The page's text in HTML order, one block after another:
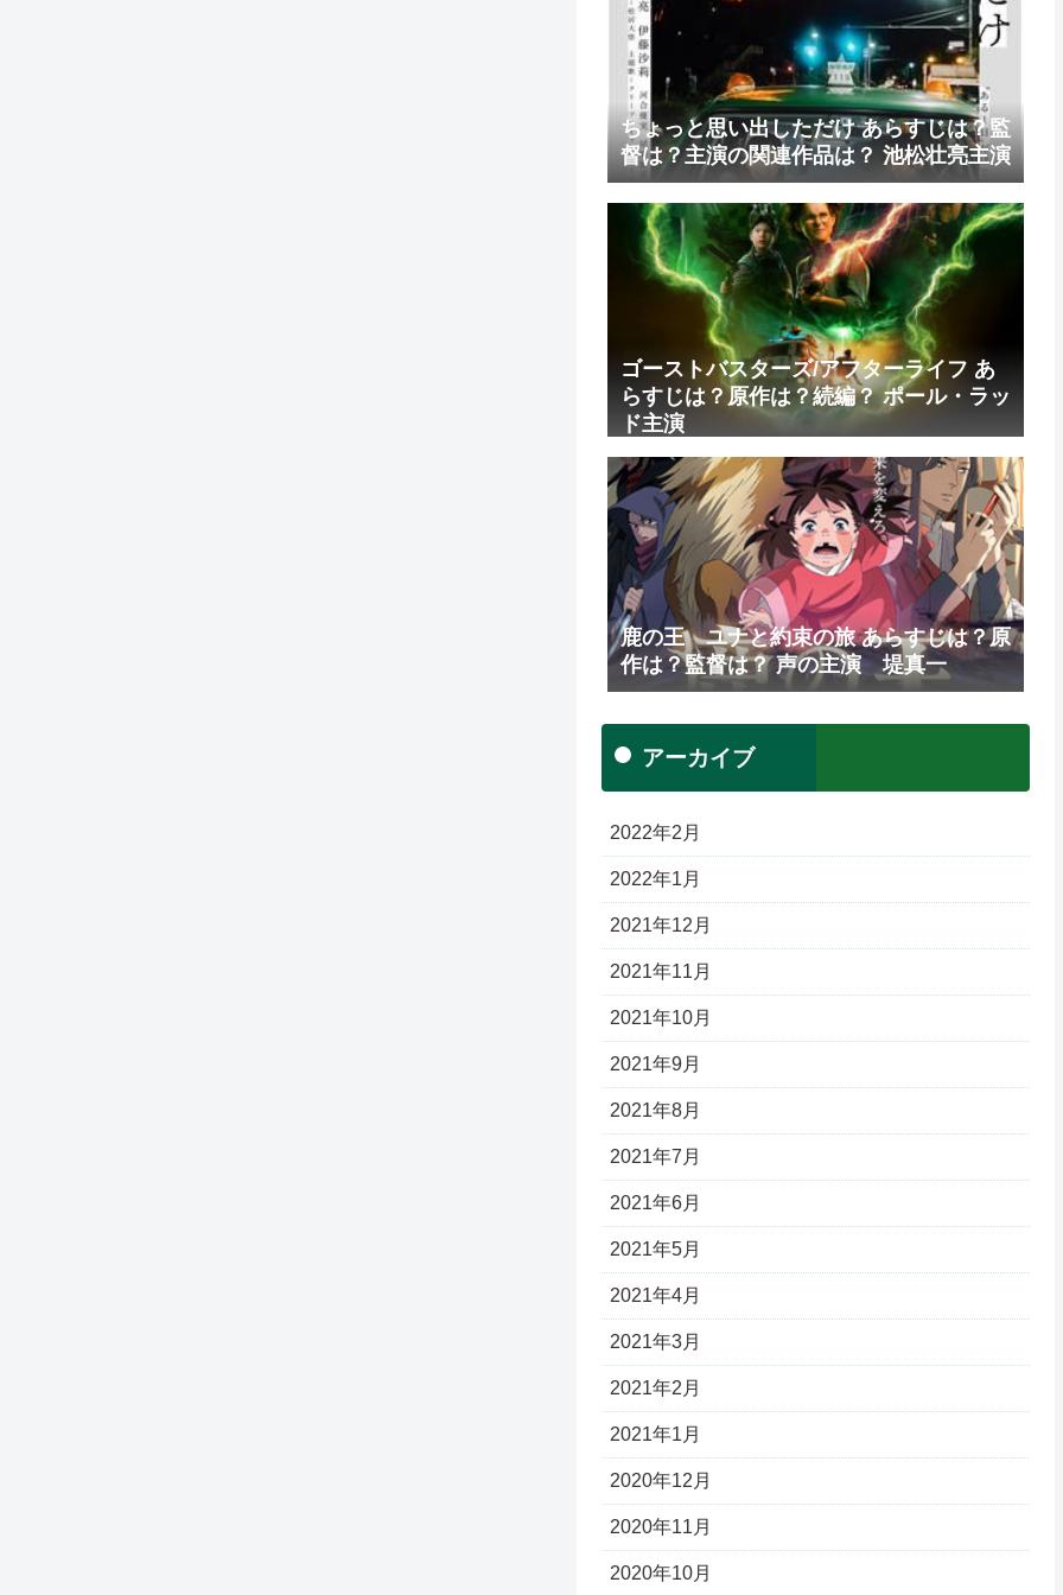
ちょっと思い出しただけ あらすじは？監
督は？主演の関連作品は？ 池松壮亮主演
ゴーストバスターズ/アフターライフ あ
らすじは？原作は？続編？ ポール・ラッ
ド主演
鹿の王 ユナと約束の旅 あらすじは？原
作は？監督は？ 声の主演 堤真一
アーカイブ
2022年2月
2022年1月
2021年12月
2021年11月
2021年10月
2021年9月
2021年8月
2021年7月
2021年6月
2021年5月
2021年4月
2021年3月
2021年2月
2021年1月
2020年12月
2020年11月
2020年10月